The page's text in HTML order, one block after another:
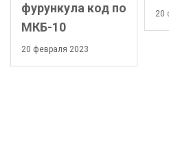
фурункула код по
МКБ-10
20 февраля 2023
20